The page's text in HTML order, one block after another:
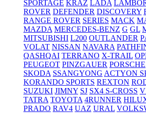
SPORTAGE KRAZ LADA
ROVER DEFENDER DISCOVERY
RANGE ROVER SERIES MACK
MAZDA MERCEDES-BENZ G GL
MITSUBISHI L200 OUTLANDER
VOLAT NISSAN NAVARA
QASHQAI TERRANO X-TRAIL
PEUGEOT PINZGAUER PORSCHE
SKODA SSANGYONG ACTYON
KORANDO SPORTS REXTON
SUZUKI JIMNY SJ SX4 S-CROSS
TATRA TOYOTA 4RUNNER
PRADO RAV4 UAZ URAL